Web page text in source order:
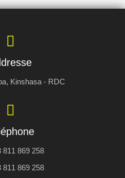
Kinshasa - RDC
811 869 258
811 869 258